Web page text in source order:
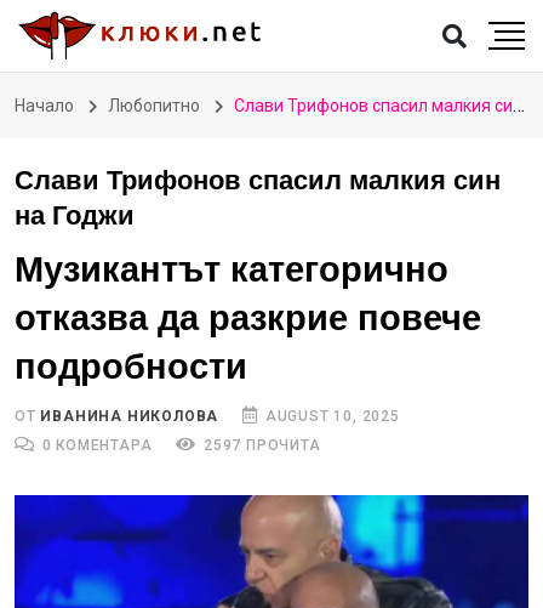
Начало Любопитно Слави Трифонов спасил малкия син на Годжи
Слави Трифонов спасил малкия син
на Годжи
Музикантът категорично
отказва да разкрие повече
подробности
ОТ ИВАНИНА НИКОЛОВА
AUGUST 10, 2025
0 КОМЕНТАРА
2597 ПРОЧИТА